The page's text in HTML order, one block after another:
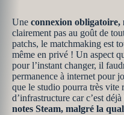
Une connexion obligatoire,
clairement pas au goût de
patchs, le matchmaking est
même en privé ! Un aspect
pour l’instant changer, il
permanence à internet pour
que le studio pourra très vite
d’infrastructure car c’est déjà
notes Steam, malgré la